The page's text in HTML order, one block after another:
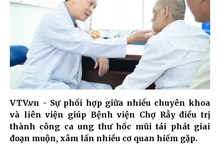
VTV.vn - Sự phối hợp giữa nhiều chuyên khoa
và liên viện giúp Bệnh viện Chợ Rẫy điều trị
thành công ca ung thư hốc mũi tái phát giai
đoạn muộn, xâm lấn nhiều cơ quan hiếm gặp.